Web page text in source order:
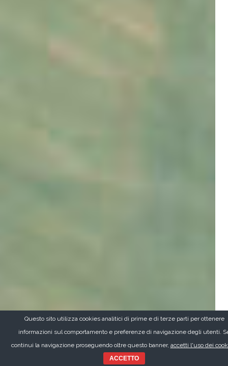
Questo sito utilizza cookies analitici di prime e di terze parti per ottenere
informazioni sul comportamento e preferenze di navigazione degli utenti.
continui la navigazione proseguendo oltre questo banner, accetti l'uso dei
ACCETTO